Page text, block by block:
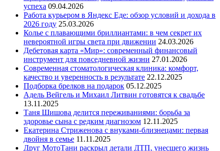
успеха 09.04.2026
Работа курьером в Яндекс Еде: обзор условий и дохода в
2026 году 25.03.2026
Колье с плавающими бриллиантами: в чем секрет их
невероятной игры света при движении 24.03.2026
Дебетовая карта «Мир»: современный финансовый
инструмент для повседневной жизни 27.01.2026
Современная стоматологическая клиника: комфорт,
качество и уверенность в результате 22.12.2025
Подборка брелков на подарок 05.12.2025
Адель Вейгель и Михаил Литвин готовятся к свадьбе
13.11.2025
Таня Шишова делится переживаниями: борьба за
здоровье сына с редким диагнозом 12.11.2025
Екатерина Стриженова с внуками-близнецами: первая
двойня в семье 11.11.2025
Друг МотоТани раскрыл детали ДТП, унесшего жизнь